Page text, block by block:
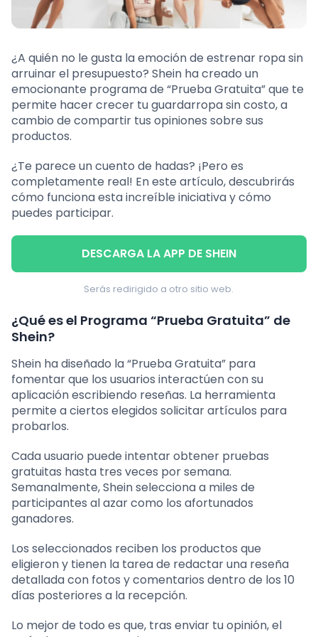
¿A quién no le gusta la emoción de estrenar ropa sin
arruinar el presupuesto? Shein ha creado un
emocionante programa de “Prueba Gratuita” que te
permite hacer crecer tu guardarropa sin costo, a
cambio de compartir tus opiniones sobre sus
productos.
¿Te parece un cuento de hadas? ¡Pero es
completamente real! En este artículo, descubrirás
cómo funciona esta increíble iniciativa y cómo
puedes participar.
DESCARGA LA APP DE SHEIN
Serás redirigido a otro sitio web.
¿Qué es el Programa “Prueba Gratuita” de
Shein?
Shein ha diseñado la “Prueba Gratuita” para
fomentar que los usuarios interactúen con su
aplicación escribiendo reseñas. La herramienta
permite a ciertos elegidos solicitar artículos para
probarlos.
Cada usuario puede intentar obtener pruebas
gratuitas hasta tres veces por semana.
Semanalmente, Shein selecciona a miles de
participantes al azar como los afortunados
ganadores.
Los seleccionados reciben los productos que
eligieron y tienen la tarea de redactar una reseña
detallada con fotos y comentarios dentro de los 10
días posteriores a la recepción.
Lo mejor de todo es que, tras enviar tu opinión, el